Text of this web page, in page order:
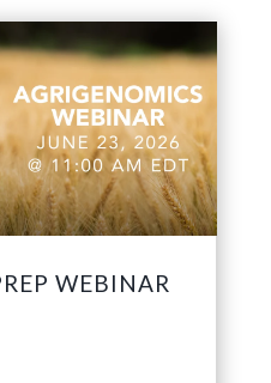
WEBINAR